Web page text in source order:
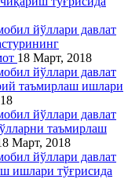
йўллари давлат
18 Март, 2018
йўллари давлат
таъмирлаш ишлари
йўллари давлат
таъмирлаш
Март, 2018
йўллари давлат
ишлари тўғрисида